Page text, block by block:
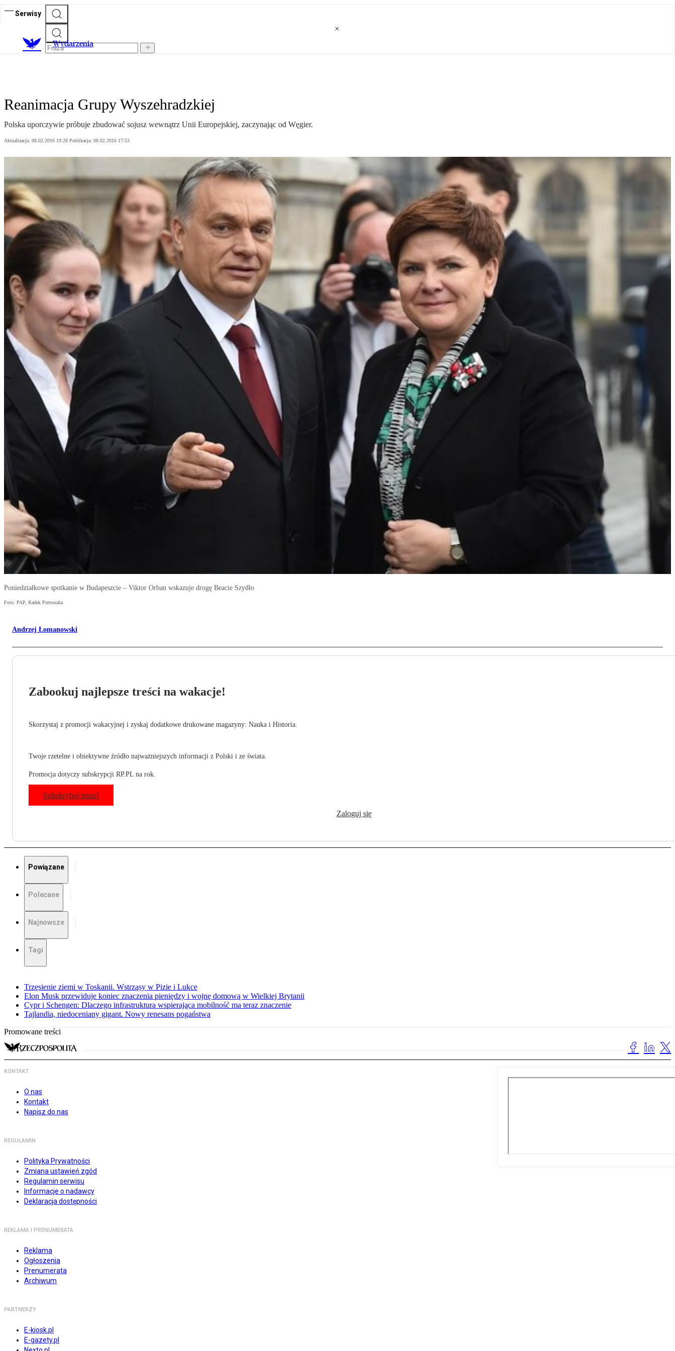
Serwisy
Wydarzenia
Reanimacja Grupy Wyszehradzkiej
Polska uporczywie próbuje zbudować sojusz wewnątrz Unii Europejskiej, zaczynając od Węgier.
Aktualizacja: 08.02.2016 19:28 Publikacja: 08.02.2016 17:53
Poniedziałkowe spotkanie w Budapeszcie – Viktor Orban wskazuje drogę Beacie Szydło
Foto: PAP, Radek Pietruszka
Andrzej Łomanowski
Zabookuj najlepsze treści na wakacje!
Skorzystaj z promocji wakacyjnej i zyskaj dodatkowe drukowane magazyny: Nauka i Historia.
Twoje rzetelne i obiektywne źródło najważniejszych informacji z Polski i ze świata.
Promocja dotyczy subskrypcji RP.PL na rok.
Subskrybuj teraz!
Zaloguj się
Powiązane
Polecane
Najnowsze
Tagi
Trzęsienie ziemi w Toskanii. Wstrząsy w Pizie i Lukce
Elon Musk przewiduje koniec znaczenia pieniędzy i wojnę domową w Wielkiej Brytanii
Cypr i Schengen: Dlaczego infrastruktura wspierająca mobilność ma teraz znaczenie
Tajlandia, niedoceniany gigant. Nowy renesans pogaństwa
Promowane treści
KONTAKT
O nas
Kontakt
Napisz do nas
REGULAMIN
Polityka Prywatności
Zmiana ustawień zgód
Regulamin serwisu
Informacje o nadawcy
Deklaracja dostępności
REKLAMA I PRENUMERATA
Reklama
Ogłoszenia
Prenumerata
Archiwum
PARTNERZY
E-kiosk.pl
E-gazety.pl